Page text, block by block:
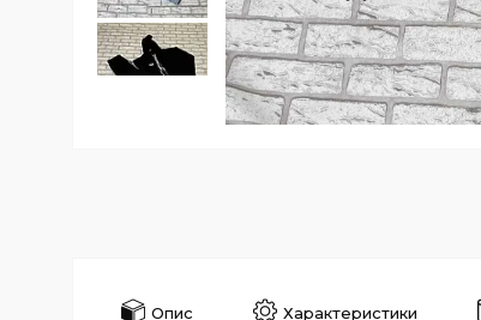
Опис Характеристики